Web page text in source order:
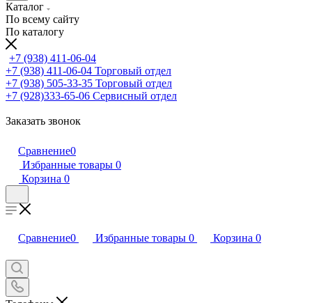
Каталог
По всему сайту
По каталогу
+7 (938) 411-06-04
+7 (938) 411-06-04 Торговый отдел
+7 (938) 505-33-35 Торговый отдел
+7 (928)333-65-06 Сервисный отдел
Заказать звонок
Сравнение0
Избранные товары 0
Корзина 0
Сравнение0 Избранные товары 0 Корзина 0